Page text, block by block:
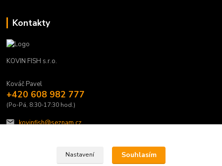
Kontakty
KOVIN FISH s.r.o.
Kováč Pavel
+420 608 982 777
(Po-Pá, 8:30-17:30 hod.)
kovinfish@seznam.cz
Nastavení Souhlasím